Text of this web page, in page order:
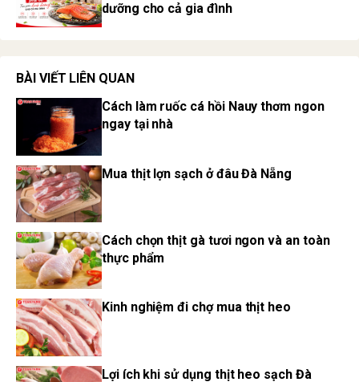
dưỡng cho cả gia đình
BÀI VIẾT LIÊN QUAN
Cách làm ruốc cá hồi Nauy thơm ngon
ngay tại nhà
Mua thịt lợn sạch ở đâu Đà Nẵng
Cách chọn thịt gà tươi ngon và an toàn
thực phẩm
Kinh nghiệm đi chợ mua thịt heo
Lợi ích khi sử dụng thịt heo sạch Đà